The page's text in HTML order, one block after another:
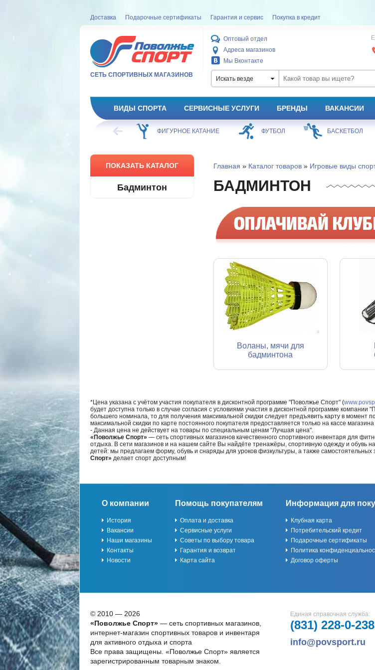
Доставка Подарочные сертификаты Гарантия и сервис Покупка в кредит
СЕТЬ СПОРТИВНЫХ МАГАЗИНОВ
Оптовый отдел
Адреса магазинов
Мы Вконтакте
Искать везде
ВИДЫ СПОРТА СЕРВИСНЫЕ УСЛУГИ БРЕНДЫ ВАКАНСИИ
ХОККЕЙ ФИГУРНОЕ КАТАНИЕ ФУТБОЛ БАСКЕТБОЛ
ПОКАЗАТЬ КАТАЛОГ
Бадминтон
Главная » Каталог товаров» Игровые виды
БАДМИНТОН
Воланы, мячи для
бадминтона
*Цена указана с учётом участия покупателя в дисконтной программе "Поволжье Спорт" (
будет доступна только в случае согласия с условиями участия в дисконтной программе
большего номинала, то для получения максимальной скидки следует предъявить карту в момент
максимальной скидки по карте постоянного покупателя предоставляется только на кассе
- Данная цена не действует на товары по специальным ценам "Лучшая цена".
«Поволжье Спорт» — сеть спортивных магазинов качественного спортивного инвентаря для
отдыха. В сети магазинов и на нашем сайте Вы найдёте тренажёры, спортивную одежду и обувь
детей: мы предлагаем форму, обувь и снаряды для уроков физкультуры, а также
Спорт» делает спорт доступным!
О компании
История
Вакансии
Наши магазины
Контакты
Новости
Помощь покупателям
Оплата и доставка
Сервисные услуги
Советы по выбору товара
Гарантия и возврат
Карта сайта
Информация для
Клубная карта
Потребительский кредит
Подарочные сертификаты
Политика
Договор оферты
© 2010 — 2026
«Поволжье Спорт»— сеть спортивных магазинов,
интернет-магазин спортивных товаров и инвентаря
для активного отдыха и спорта
Все права защищены. «Поволжье Спорт» является
зарегистрированным товарным знаком.
Единая справочная служба:
(831) 228-0-238
info@povsport.ru